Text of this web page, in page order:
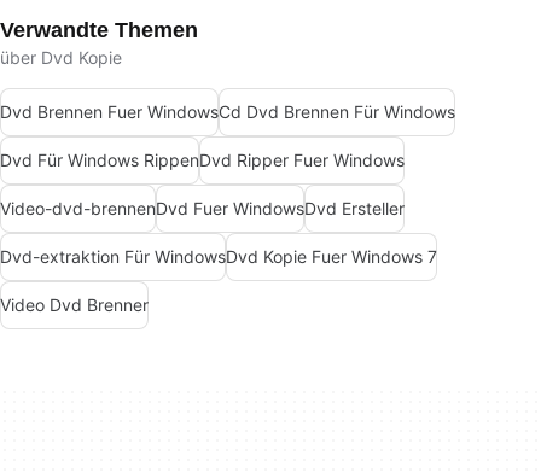
Verwandte Themen
über Dvd Kopie
Dvd Brennen Fuer WindowsCd Dvd Brennen Für Windows
Dvd Für Windows RippenDvd Ripper Fuer Windows
Video-dvd-brennenDvd Fuer WindowsDvd Ersteller
Dvd-extraktion Für WindowsDvd Kopie Fuer Windows 7
Video Dvd Brenner